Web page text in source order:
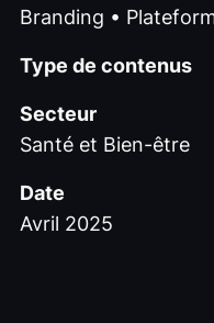
Branding •
Type de contenus
Secteur
Santé et Bien-être
Date
Avril 2025